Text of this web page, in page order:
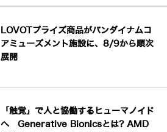
LOVOTプライズ商品がバンダイナムコ
アミューズメント施設に、8/9から順次
展開
「触覚」で人と協働するヒューマノイド
へ Generative Bionicsとは? AMD